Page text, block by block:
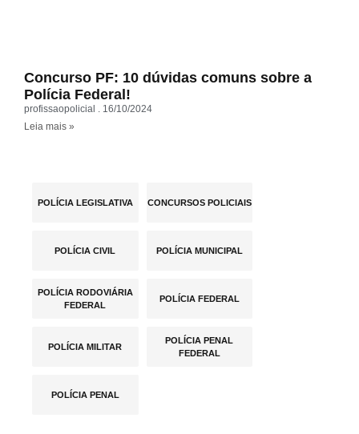
Concurso PF: 10 dúvidas comuns sobre a
Polícia Federal!
profissaopolicial
16/10/2024
Leia mais »
POLÍCIA LEGISLATIVA CONCURSOS POLICIAIS
POLÍCIA CIVIL POLÍCIA MUNICIPAL
POLÍCIA RODOVIÁRIA
FEDERAL
POLÍCIA FEDERAL
POLÍCIA MILITAR
POLÍCIA PENAL
FEDERAL
POLÍCIA PENAL